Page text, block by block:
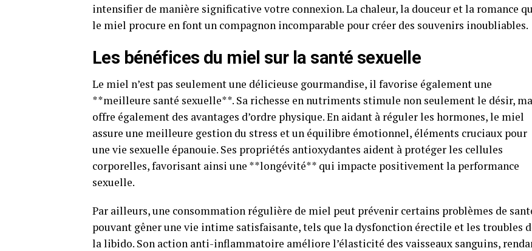
intensifier de manière significative votre connexion. La chaleur, la douceur et la romance
le miel procure en font un compagnon incomparable pour créer des souvenirs inoubliables.
Les bénéfices du miel sur la santé sexuelle
Le miel n’est pas seulement une délicieuse gourmandise, il favorise également une
**meilleure santé sexuelle**. Sa richesse en nutriments stimule non seulement le désir,
offre également des avantages d’ordre physique. En aidant à réguler les hormones, le miel
assure une meilleure gestion du stress et un équilibre émotionnel, éléments cruciaux pour
une vie sexuelle épanouie. Ses propriétés antioxydantes aident à protéger les cellules
corporelles, favorisant ainsi une **longévité** qui impacte positivement la performance
sexuelle.
Par ailleurs, une consommation régulière de miel peut prévenir certains problèmes de
pouvant gêner une vie intime satisfaisante, tels que la dysfonction érectile et les troubles
la libido. Son action anti-inflammatoire améliore l’élasticité des vaisseaux sanguins,